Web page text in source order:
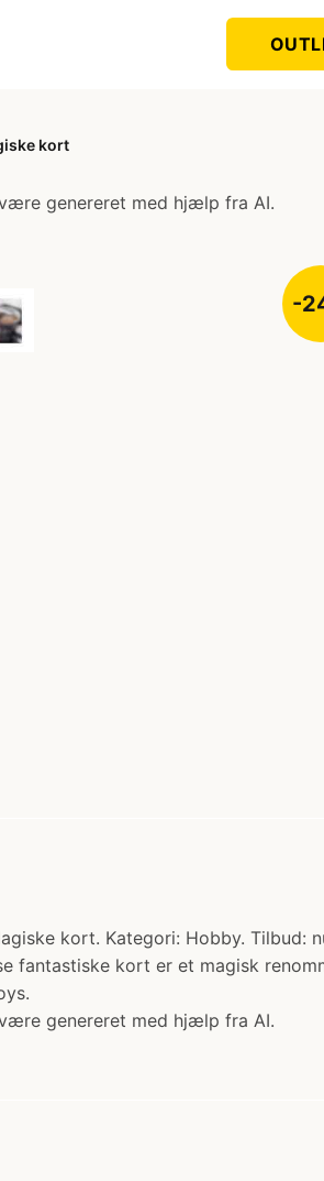
kort
genereret med hjælp fra AI.
-
kort. Kategori: Hobby.
fantastiske kort er et magisk
genereret med hjælp fra AI.